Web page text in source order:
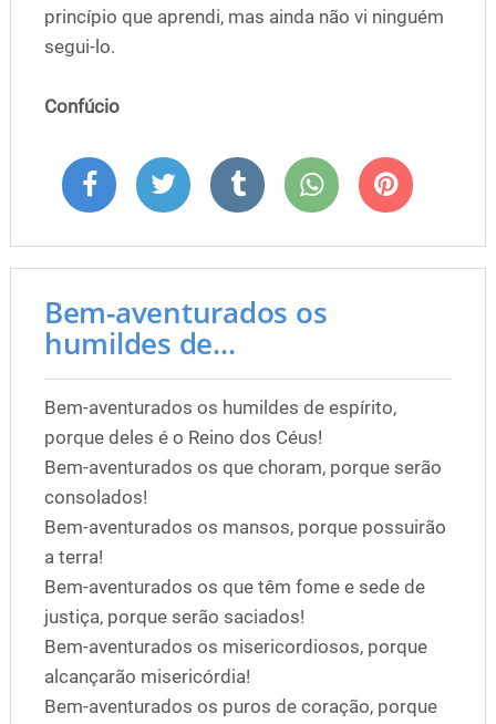
princípio que aprendi, mas ainda não vi ninguém
segui-lo.
Confúcio
Bem-aventurados os
humildes de...
Bem-aventurados os humildes de espírito,
porque deles é o Reino dos Céus!
Bem-aventurados os que choram, porque serão
consolados!
Bem-aventurados os mansos, porque possuirão
a terra!
Bem-aventurados os que têm fome e sede de
justiça, porque serão saciados!
Bem-aventurados os misericordiosos, porque
alcançarão misericórdia!
Bem-aventurados os puros de coração, porque